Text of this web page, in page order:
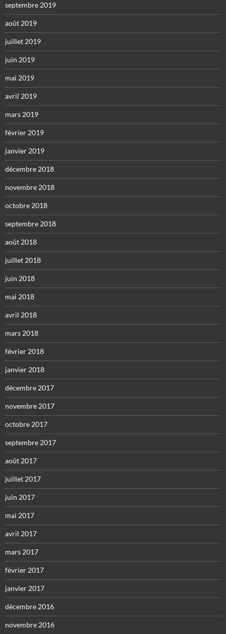
septembre 2019
août 2019
juillet 2019
juin 2019
mai 2019
avril 2019
mars 2019
février 2019
janvier 2019
décembre 2018
novembre 2018
octobre 2018
septembre 2018
août 2018
juillet 2018
juin 2018
mai 2018
avril 2018
mars 2018
février 2018
janvier 2018
décembre 2017
novembre 2017
octobre 2017
septembre 2017
août 2017
juillet 2017
juin 2017
mai 2017
avril 2017
mars 2017
février 2017
janvier 2017
décembre 2016
novembre 2016